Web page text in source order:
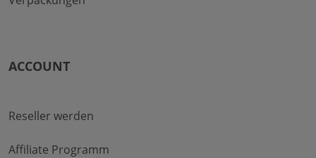
ACCOUNT
Reseller werden
Affiliate Programm